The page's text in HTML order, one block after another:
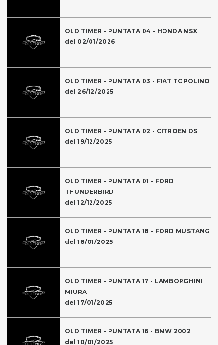
OLD TIMER - PUNTATA 04 - HONDA NSX
del 02/01/2026
OLD TIMER - PUNTATA 03 - FIAT TOPOLINO
del 26/12/2025
OLD TIMER - PUNTATA 02 - CITROEN DS
del 19/12/2025
OLD TIMER - PUNTATA 01 - FORD
THUNDERBIRD
del 12/12/2025
OLD TIMER - PUNTATA 18 - FORD MUSTANG
del 18/01/2025
OLD TIMER - PUNTATA 17 - LAMBORGHINI
MIURA
del 17/01/2025
OLD TIMER - PUNTATA 16 - BMW 2002
del 10/01/2025